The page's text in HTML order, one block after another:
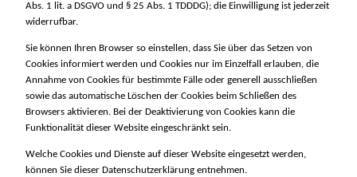
Abs. 1 lit. a DSGVO und § 25 Abs. 1 TDDDG); die Einwilligung ist jederzeit
widerrufbar.
Sie können Ihren Browser so einstellen, dass Sie über das Setzen von
Cookies informiert werden und Cookies nur im Einzelfall erlauben, die
Annahme von Cookies für bestimmte Fälle oder generell ausschließen
sowie das automatische Löschen der Cookies beim Schließen des
Browsers aktivieren. Bei der Deaktivierung von Cookies kann die
Funktionalität dieser Website eingeschränkt sein.
Welche Cookies und Dienste auf dieser Website eingesetzt werden,
können Sie dieser Datenschutzerklärung entnehmen.